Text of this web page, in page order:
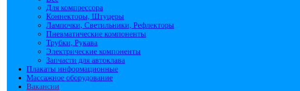
Для компрессора
Коннекторы, Штуцеры
Лампочки, Светильники, Рефлекторы
Пневматические компоненты
Трубки, Рукава
Электрические компоненты
Запчасти для автоклава
Плакаты информационные
Массажное оборудование
Вакансии